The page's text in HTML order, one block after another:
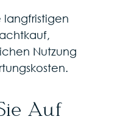
langfristigen
Nutzung
Auf